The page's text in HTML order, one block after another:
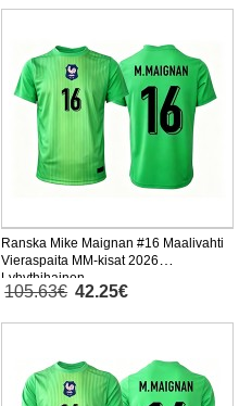
Ranska Mike Maignan #16 Maalivahti
Vieraspaita MM-kisat 2026
Lyhythihainen
105.63€ 42.25€